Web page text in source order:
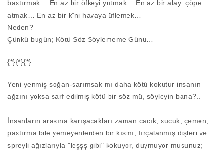
bastırmak… En az bir öfkeyi yutmak… En az bir alayı çöpe
atmak… En az bir kîni havaya üflemek…
Neden?
Çünkü bugün; Kötü Söz Söylememe Günü…
{*}{*}{*}
Yeni yenmiş soğan-sarımsak mı daha kötü kokutur insanın
ağzını yoksa sarf edilmiş kötü bir söz mü, söyleyin bana?..
…..
İnsanların arasına karışacakları zaman cacık, sucuk, çemen,
pastırma bile yemeyenlerden bir kısmı; fırçalanmış dişleri ve
spreyli ağızlarıyla "leşşş gibi" kokuyor, duymuyor musunuz;